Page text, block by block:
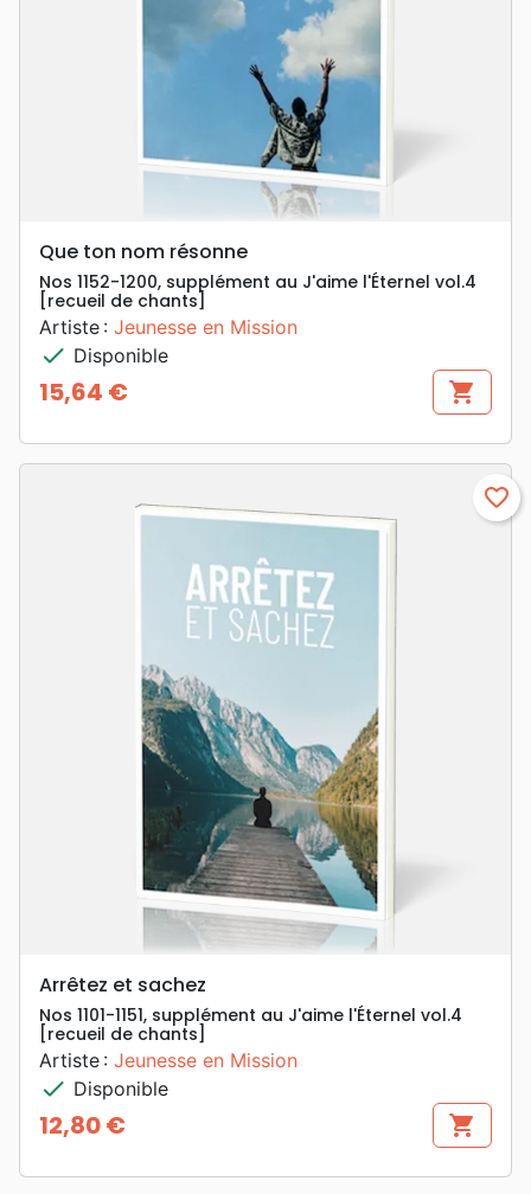
Que ton nom résonne
Nos 1152-1200, supplément au J'aime l'Éternel vol.4
[recueil de chants]
Artiste : Jeunesse en Mission
check Disponible
Prix
15,64 € shopping_cart
favorite_border
Arrêtez et sachez
Nos 1101-1151, supplément au J'aime l'Éternel vol.4
[recueil de chants]
Artiste : Jeunesse en Mission
check Disponible
Prix
12,80 € shopping_cart